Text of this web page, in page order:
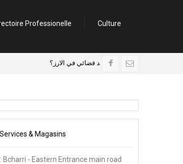
Professionelle Culture
مرصد فضائي في الارز؟
Services & Magasins
Bcharri - Eastern Entrance main road